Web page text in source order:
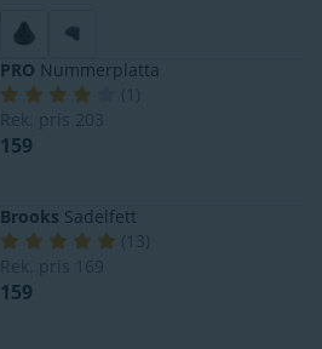
PRO Nummerplatta
(
Rek. pris 203
159
Brooks Sadelfett
(
13
Rek. pris
169
159